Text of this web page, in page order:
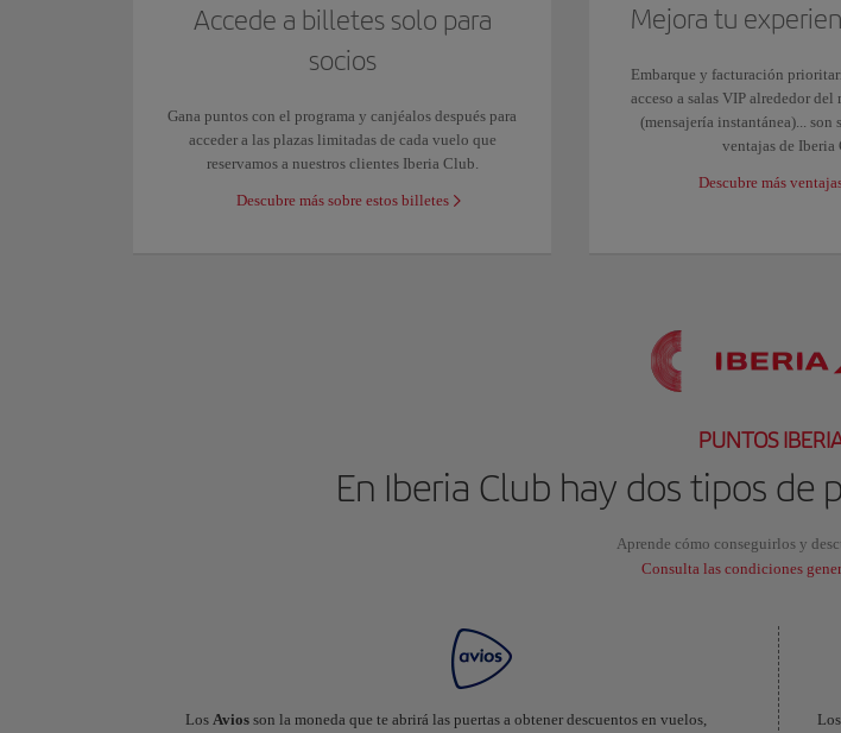
Accede a billetes solo para
socios
Gana puntos con el programa y canjéalos después para
acceder a las plazas limitadas de cada vuelo que
reservamos a nuestros clientes Iberia Club.
Descubre más sobre estos billetes
Mejora tu
Embarque y facturación
acceso a salas VIP alrededor
(mensajería instantánea)... son
ventajas de Iberia
Descubre más
PUNTOS
En Iberia Club hay dos tipos de
Aprende cómo conseguirlos y
Consulta las condiciones
Los Avios son la moneda que te abrirá las puertas a obtener descuentos en vuelos,